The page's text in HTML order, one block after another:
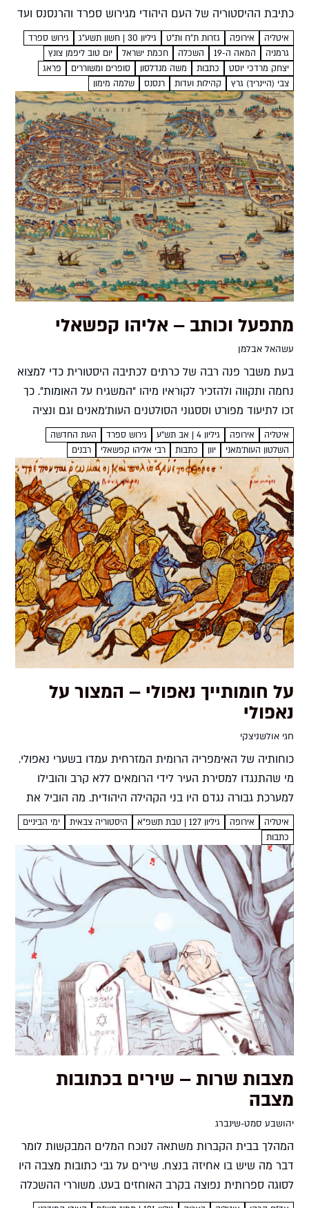
כתיבת ההיסטוריה של העם היהודי מגירוש ספרד והרנסנס ועד
לצבי גרץ עשהאל אבלמן מה ידע...
איטליה אירופה גזרות ת"ח ות"ט גיליון 30 | חשון תשע"ג
גירוש ספרד
גרמניה
המאה ה-19 השכלה חכמת ישראל
יום טוב ליפמן צונץ
יצחק מרדכי יוסט
כתבות משה מנדלסון סופרים ומשוררים
פראג
צבי (היינריך) גרץ
קהילות ועֵדות רנסנס שלמה מימון
מתפעל וכותב – אליהו קפשאלי
עשהאל אבלמן
בעת משבר פנה רבה של כרתים לכתיבה היסטורית כדי למצוא
נחמה ותקווה ולהזכיר לקוראיו מיהו "המשגיח על האומות". כך
זכו לתיעוד מפורט וססגוני הסולטנים העות'מאנים וגם ונציה
מלאת העוצמה והיופי. אבל נראה שהצידוק התאולוגי היה...
איטליה אירופה גיליון 4 | אב תש"ע גירוש ספרד
העת החדשה
השלטון העות'מאני
יוון כתבות רבי אליהו קפשאלי רבנים
על חומותייך נאפולי – המצור על
נאפולי
חגי אולשניצקי
כוחותיה של האימפריה הרומית המזרחית עמדו בשערי נאפולי.
מי שהתנגדו למסירת העיר לידי הרומאים ללא קרב והובילו
למערכת גבורה נגדם היו בני הקהילה היהודית. מה הוביל את
היהודים למלחמה? חגי אולשניצקי בין סיפורי הגבורה,
המלחמה...
איטליה אירופה גיליון 127 | טבת תשפ"א היסטוריה צבאית
ימי הביניים
כתבות
מצבות שרות – שירים בכתובות
מצבה
יהושבע סמט-שינברג
המהלך בבית הקברות משתאה לנוכח המלים המבקשות לומר
דבר מה שיש בו אחיזה בנצח. שירים על גבי כתובות מצבה היו
לסוגה ספרותית נפוצה בקרב האוחזים בעט. משוררי ההשכלה
העבריים אספו כתובות קדומות, התפרנסו מכתיבת שרים...